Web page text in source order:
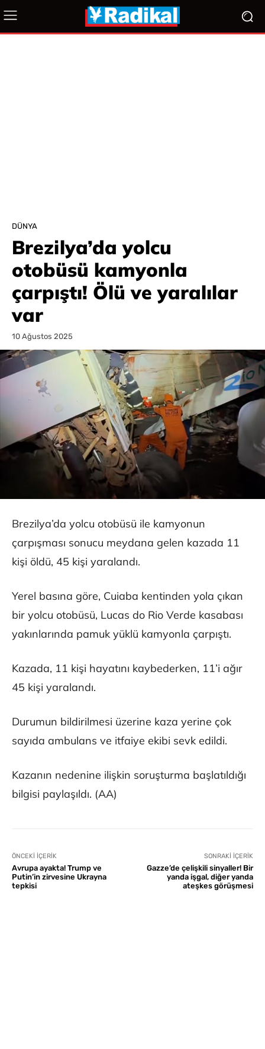
DÜNYA
Brezilya’da yolcu
otobüsü kamyonla
çarpıştı! Ölü ve yaralılar
var
10 Ağustos 2025
Brezilya’da yolcu otobüsü ile kamyonun
çarpışması sonucu meydana gelen kazada 11
kişi öldü, 45 kişi yaralandı.
Yerel basına göre, Cuiaba kentinden yola çıkan
bir yolcu otobüsü, Lucas do Rio Verde kasabası
yakınlarında pamuk yüklü kamyonla çarpıştı.
Kazada, 11 kişi hayatını kaybederken, 11’i ağır
45 kişi yaralandı.
Durumun bildirilmesi üzerine kaza yerine çok
sayıda ambulans ve itfaiye ekibi sevk edildi.
Kazanın nedenine ilişkin soruşturma başlatıldığı
bilgisi paylaşıldı. (AA)
ÖNCEKI İÇERIK
Avrupa ayakta! Trump ve
Putin’in zirvesine Ukrayna
tepkisi
SONRAKI İÇERIK
Gazze’de çelişkili sinyaller! Bir
yanda işgal, diğer yanda
ateşkes görüşmesi